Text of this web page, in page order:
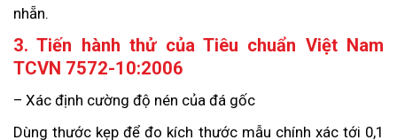
nhẵn.
3. Tiến hành thử của Tiêu chuẩn Việt Nam
TCVN 7572-10:2006
– Xác định cường độ nén của đá gốc
Dùng thước kẹp để đo kích thước mẫu chính xác tới 0,1